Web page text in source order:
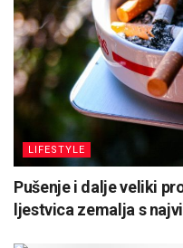
LIFESTYLE
Pušenje i dalje veliki
ljestvica zemalja s